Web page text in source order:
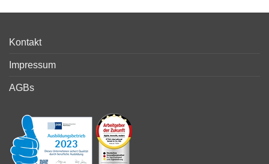
Kontakt
Impressum
AGBs